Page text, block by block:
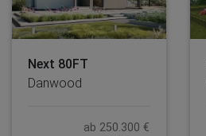
Next 80FT
Danwood
ab 250.300 €